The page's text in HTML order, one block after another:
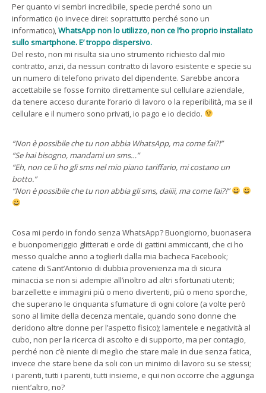
Per quanto vi sembri incredibile, specie perché sono un
informatico (io invece direi: soprattutto perché sono un
informatico),WhatsApp non lo utilizzo, non ce l’ho proprio installato
sullo smartphone. E’ troppo dispersivo.
Del resto, non mi risulta sia uno strumento richiesto dal mio
contratto, anzi, da nessun contratto di lavoro esistente e specie su
un numero di telefono privato del dipendente. Sarebbe ancora
accettabile se fosse fornito direttamente sul cellulare aziendale,
da tenere acceso durante l’orario di lavoro o la reperibilità, ma se il
cellulare e il numero sono privati, io pago e io decido.
“Non è possibile che tu non abbia WhatsApp, ma come fai?!”
“Se hai bisogno, mandami un sms…”
“Eh, non ce li ho gli sms nel mio piano tariffario, mi costano un
botto.”
“Non è possibile che tu non abbia gli sms, daiiii, ma come fai?!”
Cosa mi perdo in fondo senza WhatsApp? Buongiorno, buonasera
e buonpomeriggio glitterati e orde di gattini ammiccanti, che ci ho
messo qualche anno a toglierli dalla mia bacheca Facebook;
catene di Sant’Antonio di dubbia provenienza ma di sicura
minaccia se non si adempie all’inoltro ad altri sfortunati utenti;
barzellette e immagini più o meno divertenti, più o meno sporche,
che superano le cinquanta sfumature di ogni colore (a volte però
sono al limite della decenza mentale, quando sono donne che
deridono altre donne per l’aspetto fisico); lamentele e negatività al
cubo, non per la ricerca di ascolto e di supporto, ma per contagio,
perché non c’è niente di meglio che stare male in due senza fatica,
invece che stare bene da soli con un minimo di lavoro su se stessi;
i parenti, tutti i parenti, tutti insieme, e qui non occorre che aggiunga
nient’altro, no?